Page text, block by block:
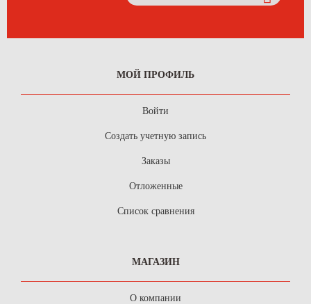
МОЙ ПРОФИЛЬ
Войти
Создать учетную запись
Заказы
Отложенные
Список сравнения
МАГАЗИН
О компании